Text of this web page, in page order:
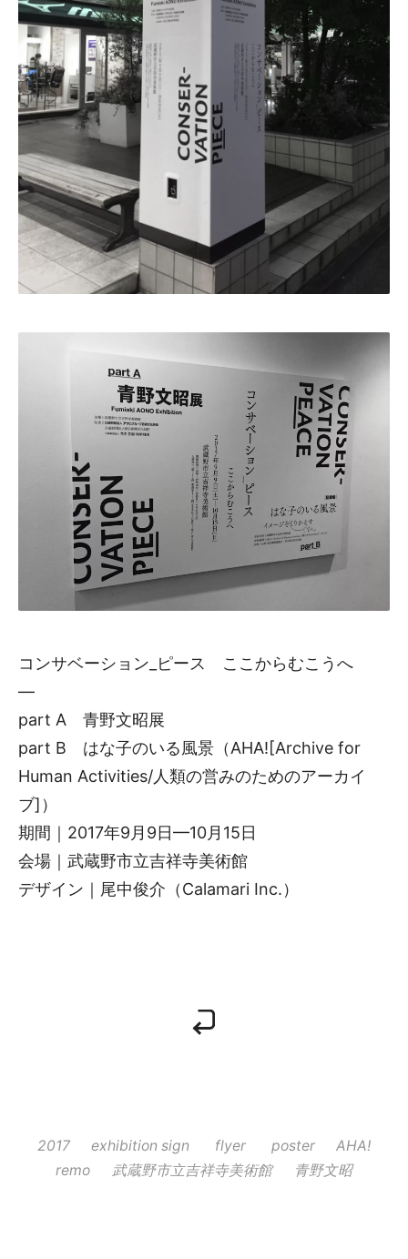
コンサベーション_ピース ここからむこうへ
—
part A 青野文昭展
part B はな子のいる風景（AHA![Archive for
Human Activities/人類の営みのためのアーカイ
ブ]）
期間｜2017年9月9日—10月15日
会場｜武蔵野市立吉祥寺美術館
デザイン｜尾中俊介（Calamari Inc.）
2017 exhibition sign flyer poster
AHA!
remo
武蔵野市立吉祥寺美術館 青野文昭